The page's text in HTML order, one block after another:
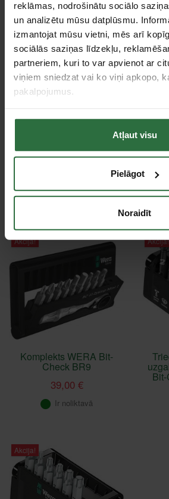
reklāmas, nodrošinātu sociālo
un analizētu mūsu datplūsmu.
izmantojat mūsu vietni, mēs arī
sociālās saziņas līdzekļu,
partneriem, kuri to var apvienot ar
viņiem sniedzat vai ko viņi apkopo,
pakalpojumus.
Atļaut visu
Pielāgot
Noraidīt
Akcija!
7 daļu skrūvēšanas
uzgaļu komplekts WERA
10,00 €
Akcija!
Akcija!
Komplekts WERA Bit-
Check BR9
39,00 €
Ir noliktavā
Akcija!
Akcija!